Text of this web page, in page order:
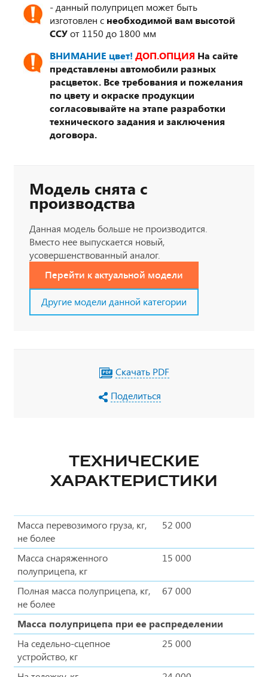
- данный полуприцеп может быть
изготовлен с необходимой вам высотой
ССУот 1150 до 1800 мм
ВНИМАНИЕ цвет! ДОП.ОПЦИЯ На сайте
представлены автомобили разных
расцветок. Все требования и пожелания
по цвету и окраске продукции
согласовывайте на этапе разработки
технического задания и заключения
договора.
Модель снята с
производства
Данная модель больше не производится.
Вместо нее выпускается новый,
усовершенствованный аналог.
Перейти к актуальной модели
Другие модели данной категории
Скачать PDF
Поделиться
ТЕХНИЧЕСКИЕ
ХАРАКТЕРИСТИКИ
Масса перевозимого груза, кг,
не более
52 000
Масса снаряженного
полуприцепа, кг
15 000
Полная масса полуприцепа, кг,
не более
67 000
Масса полуприцепа при ее распределении
На седельно-сцепное
устройство, кг
25 000